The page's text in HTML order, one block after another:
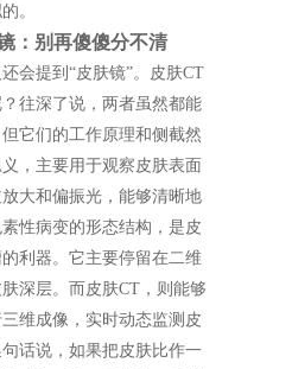
。
：别再傻傻分不清
会提到“皮肤镜”。皮肤CT
往深了说，两者虽然都能
它们的工作原理和侧截然
，主要用于观察皮肤表面
大和偏振光，能够清晰地
性病变的形态结构，是皮
利器。它主要停留在二维
深层。而皮肤CT，则能够
维成像，实时动态监测皮
话说，如果把皮肤比作一